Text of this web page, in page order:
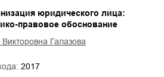
юридического лица:
правовое обоснование
Галазова
2017